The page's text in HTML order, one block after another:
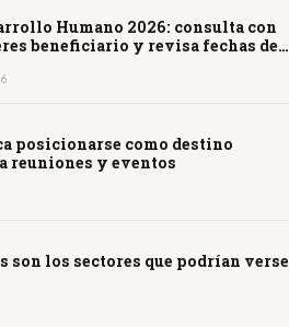
Humano 2026: consulta con
beneficiario y revisa fechas de
posicionarse como destino
reuniones y eventos
son los sectores que podrían verse